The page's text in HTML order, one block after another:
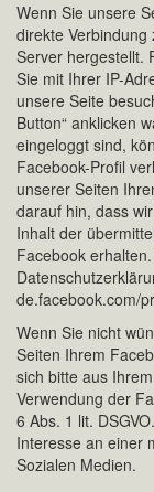
Wenn Sie unsere
direkte
Server hergestellt.
Sie mit Ihrer IP-
unsere Seite
Button“ anklicken
eingeloggt sind,
Facebook-Profil
unserer Seiten
darauf hin, dass
Inhalt der
Facebook
de.facebook.com/
Wenn Sie nicht
Seiten Ihrem
sich bitte aus
Verwendung der
6 Abs. 1 lit.
Interesse an einer
Sozialen Medien.